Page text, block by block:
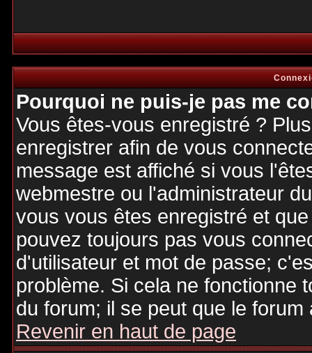
Pourquoi ne puis-je pas me
Vous êtes-vous enregistré ?
enregistrer afin de vous
message est affiché si vous
webmestre ou l'administrateur
vous vous êtes enregistré et
pouvez toujours pas vous
d'utilisateur et mot de passe;
problème. Si cela ne fonctionne
du forum; il se peut que le
Revenir en haut de page